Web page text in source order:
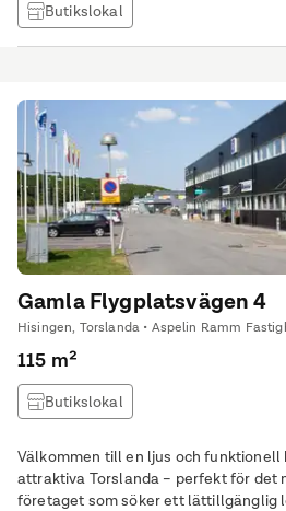
Butikslokal
Gamla Flygplatsvägen 4
Hisingen, Torslanda • Aspelin Ramm
115 m²
Butikslokal
Välkommen till en ljus och funktionell
attraktiva Torslanda – perfekt för det
företaget som söker ett lättillgänglig